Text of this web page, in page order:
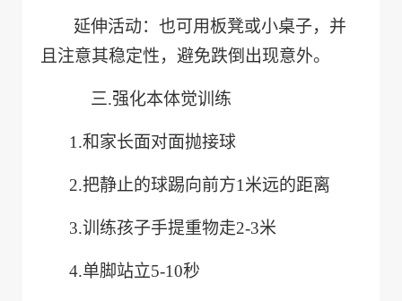
延伸活动：也可用板凳或小桌子，并
且注意其稳定性，避免跌倒出现意外。
三.强化本体觉训练
1.和家长面对面抛接球
2.把静止的球踢向前方1 米远的距离
3.训练孩子手提重物走2-3米
4.单脚站立5-10秒